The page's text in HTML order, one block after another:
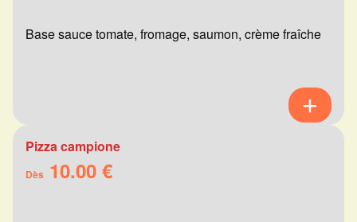
Base sauce tomate, fromage, saumon, crème fraîche
Pizza campione
Dès 10.00 €